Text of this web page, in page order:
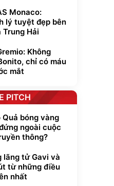
Monaco:
lý tuyệt đẹp bên
Trung Hải
Không
chỉ có máu
mắt
PITCH
Quả bóng vàng
ngoài cuộc
thông?
lãng tử Gavi và
từ những điều
nhất